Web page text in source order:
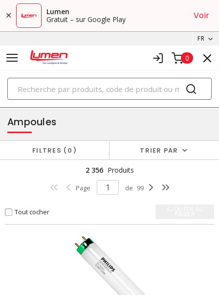
Lumen
Gratuit – sur Google Play
Voir
FR
0
PRODUITS
éclairage
Ampoules
FILTRES 0 TRIER PAR
2 356 Produits
Page de 99
Tout cocher